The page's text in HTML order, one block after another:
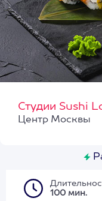
Студии Sushi
Центр Москвы
100 мин.